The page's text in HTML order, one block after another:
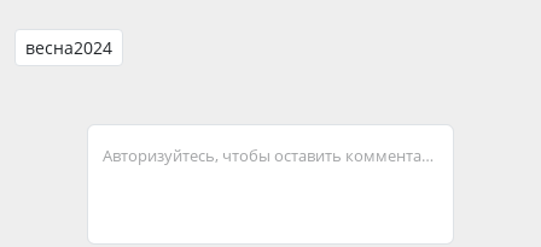
весна2024
Авторизуйтесь, чтобы оставить комментарий